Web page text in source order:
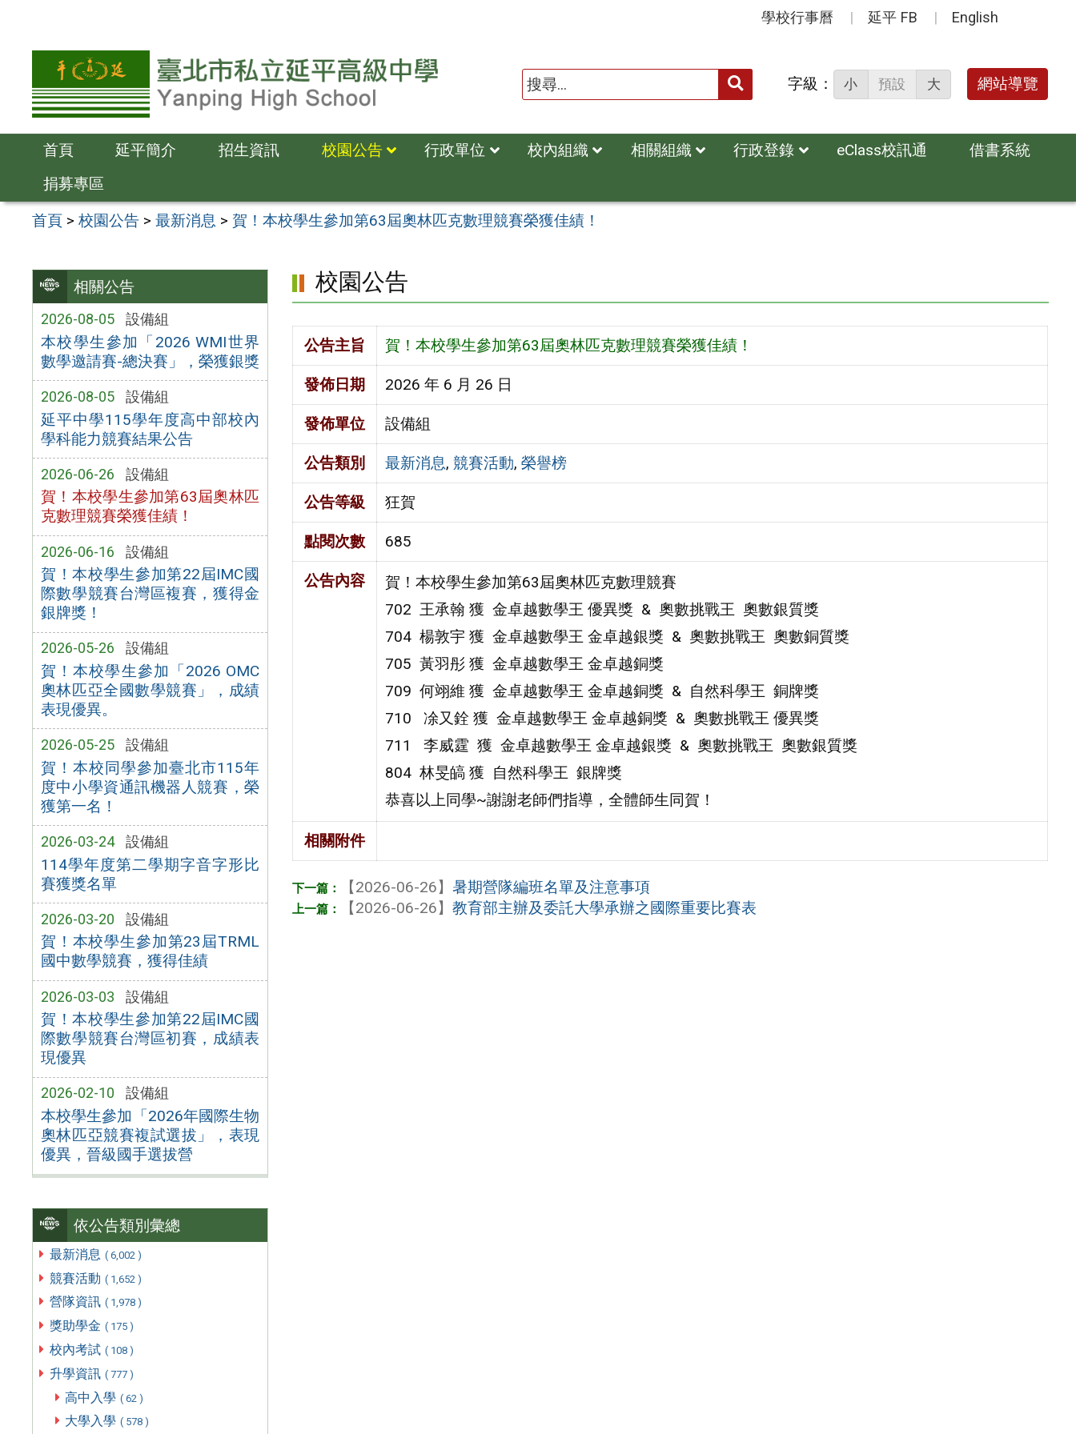
容
學校行事曆 延平 FB English
送出 字級： 小 預設 大 網站導覽
首頁 延平簡介 招生資訊 校園公告 行政單位 校內組織 相關組織 行政登錄 eClass校訊通
借書系統
捐募專區
首頁 >校園公告 >最新消息 > 賀！本校學生參加第63屆奧林匹克數理競賽榮獲佳績！
相關公告
2026-08-05 設備組
本校學生參加「2026 WMI世界
數學邀請賽-總決賽」，榮獲銀獎
2026-08-05 設備組
延平中學115學年度高中部校內
學科能力競賽結果公告
2026-06-26 設備組
賀！本校學生參加第63屆奧林匹
克數理競賽榮獲佳績！
2026-06-16 設備組
賀！本校學生參加第22屆IMC國
際數學競賽台灣區複賽，獲得金
銀牌獎！
2026-05-26 設備組
賀！本校學生參加「2026 OMC
奧林匹亞全國數學競賽」，成績
表現優異。
2026-05-25 設備組
賀！本校同學參加臺北市115年
度中小學資通訊機器人競賽，榮
獲第一名！
2026-03-24 設備組
114學年度第二學期字音字形比
賽獲獎名單
2026-03-20 設備組
賀！本校學生參加第23屆TRML
國中數學競賽，獲得佳績
2026-03-03 設備組
賀！本校學生參加第22屆IMC國
際數學競賽台灣區初賽，成績表
現優異
2026-02-10 設備組
本校學生參加「2026年國際生物
奧林匹亞競賽複試選拔」，表現
優異，晉級國手選拔營
依公告類別彙總
最新消息 ( 6,002 )
競賽活動 ( 1,652 )
營隊資訊 ( 1,978 )
獎助學金 ( 175 )
校內考試 ( 108 )
升學資訊 ( 777 )
高中入學 ( 62 )
大學入學 ( 578 )
校園公告
公告主旨 賀！本校學生參加第63屆奧林匹克數理競賽榮獲佳績！
發佈日期 2026 年 6 月 26 日
發佈單位 設備組
公告類別 最新消息, 競賽活動, 榮譽榜
公告等級 狂賀
點閱次數 685
公告內容
賀！本校學生參加第63屆奧林匹克數理競賽
702 王承翰 獲 金卓越數學王 優異獎 & 奧數挑戰王 奧數銀質獎
704 楊敦宇 獲 金卓越數學王 金卓越銀獎 & 奧數挑戰王 奧數銅質獎
705 黃羽彤 獲 金卓越數學王 金卓越銅獎
709 何翊維 獲 金卓越數學王 金卓越銅獎 & 自然科學王 銅牌獎
710 凃又銓 獲 金卓越數學王 金卓越銅獎 & 奧數挑戰王 優異獎
711 李威霆 獲 金卓越數學王 金卓越銀獎 & 奧數挑戰王 奧數銀質獎
804 林旻皜 獲 自然科學王 銀牌獎
恭喜以上同學~謝謝老師們指導，全體師生同賀！
相關附件
【2026-06-26】暑期營隊編班名單及注意事項
【2026-06-26】教育部主辦及委託大學承辦之國際重要比賽表